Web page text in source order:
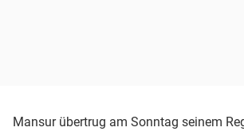
Mansur übertrug am Sonntag seinem